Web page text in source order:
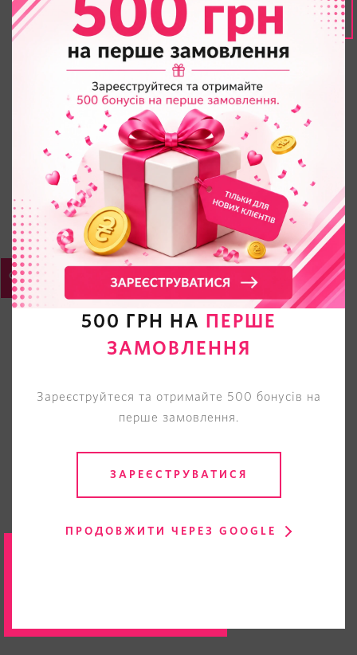
500 ГРН НА
ПЕРШЕ
ЗАМОВЛЕННЯ
Зареєструйтеся та отримайте 500 бонусів на
перше замовлення.
ЗАРЕЄСТРУВАТИСЯ
ПРОДОВЖИТИ ЧЕРЕЗ GOOGLE